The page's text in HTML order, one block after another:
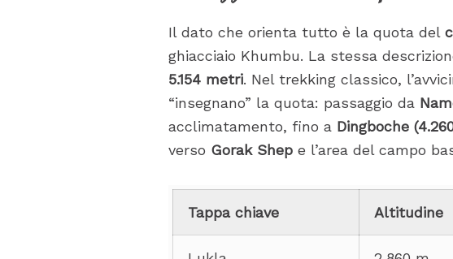
Il dato che orienta tutto è la quota del
ghiacciaio Khumbu. La stessa
5.154 metri. Nel trekking classico,
“insegnano” la quota: passaggio da
acclimatamento, fino a Dingboche
verso Gorak Shep e l’area del campo
Tappa chiave Altitudine